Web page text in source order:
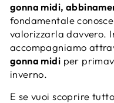
gonna midi,
fondamentale
valorizzarla davvero.
accompagniamo
gonna midi per
inverno.
E se vuoi scoprire